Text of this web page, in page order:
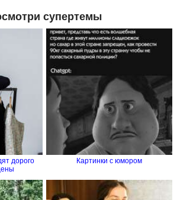
супертемы
дорого
Картинки с юмором